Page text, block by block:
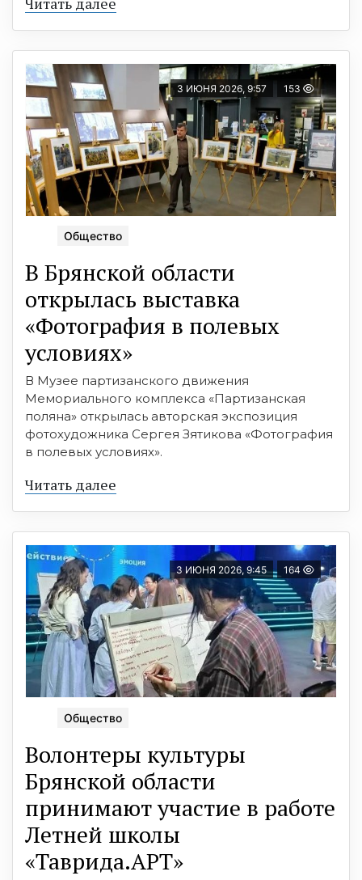
3 ИЮНЯ 2026, 9:57 153
Общество
В Брянской области
открылась выставка
«Фотография в полевых
условиях»
В Музее партизанского движения
Мемориального комплекса «Партизанская
поляна» открылась авторская экспозиция
фотохудожника Сергея Зятикова «Фотография
в полевых условиях».
Читать далее
3 ИЮНЯ 2026, 9:45 164
Общество
Волонтеры культуры
Брянской области
принимают участие в работе
Летней школы
«Таврида.АРТ»